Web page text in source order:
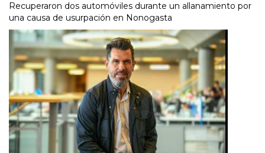
Recuperaron dos automóviles durante un allanamiento por
una causa de usurpación en Nonogasta